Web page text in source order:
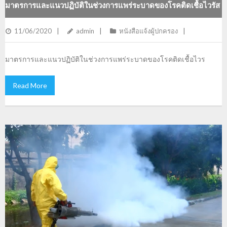
มาตรการและแนวปฏิบัติในช่วงการแพร่ระบาดของโรคติดเชื้อไวรัส
โคโรนา 2019
11/06/2020 admin หนังสือแจ้งผู้ปกครอง
มาตรการและแนวปฏิบัติในช่วงการแพร่ระบาดของโรคติดเชื้อไวร
Read More